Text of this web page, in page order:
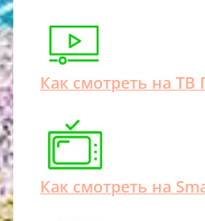
Как смотреть на ТВ
Как смотреть на